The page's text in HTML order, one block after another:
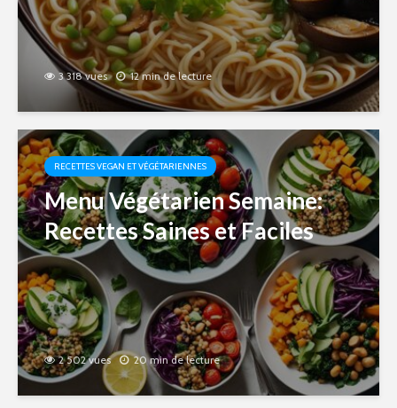
3 318 vues 12 min de lecture
RECETTES VEGAN ET VÉGÉTARIENNES
Menu Végétarien Semaine:
Recettes Saines et Faciles
2 502 vues 20 min de lecture